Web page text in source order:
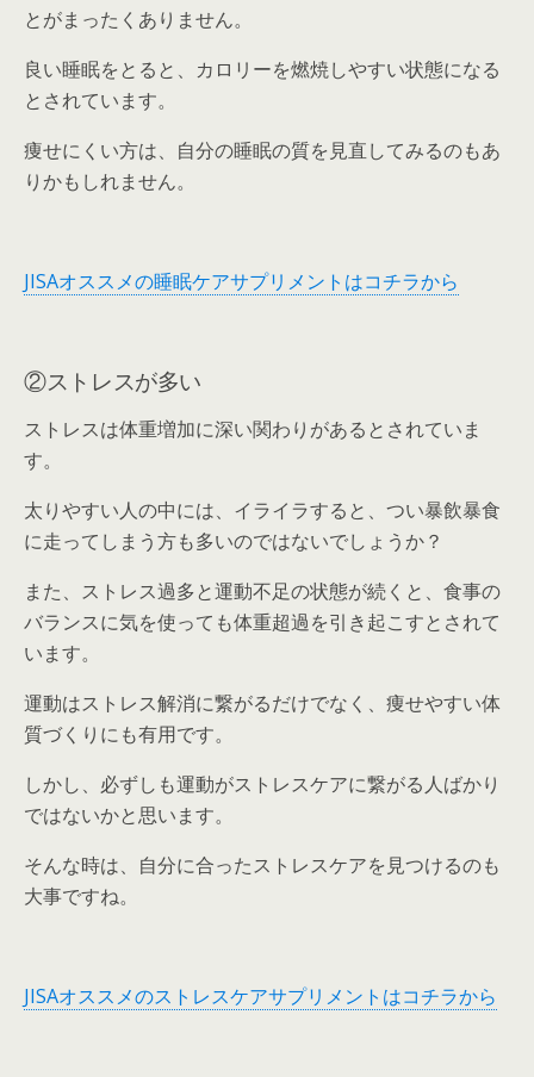
とがまったくありません。
良い睡眠をとると、カロリーを燃焼しやすい状態になる
とされています。
痩せにくい方は、自分の睡眠の質を見直してみるのもあ
りかもしれません。
JISAオススメの睡眠ケアサプリメントはコチラから
②ストレスが多い
ストレスは体重増加に深い関わりがあるとされていま
す。
太りやすい人の中には、イライラすると、つい暴飲暴食
に走ってしまう方も多いのではないでしょうか？
また、ストレス過多と運動不足の状態が続くと、食事の
バランスに気を使っても体重超過を引き起こすとされて
います。
運動はストレス解消に繋がるだけでなく、痩せやすい体
質づくりにも有用です。
しかし、必ずしも運動がストレスケアに繋がる人ばかり
ではないかと思います。
そんな時は、自分に合ったストレスケアを見つけるのも
大事ですね。
JISAオススメのストレスケアサプリメントはコチラから